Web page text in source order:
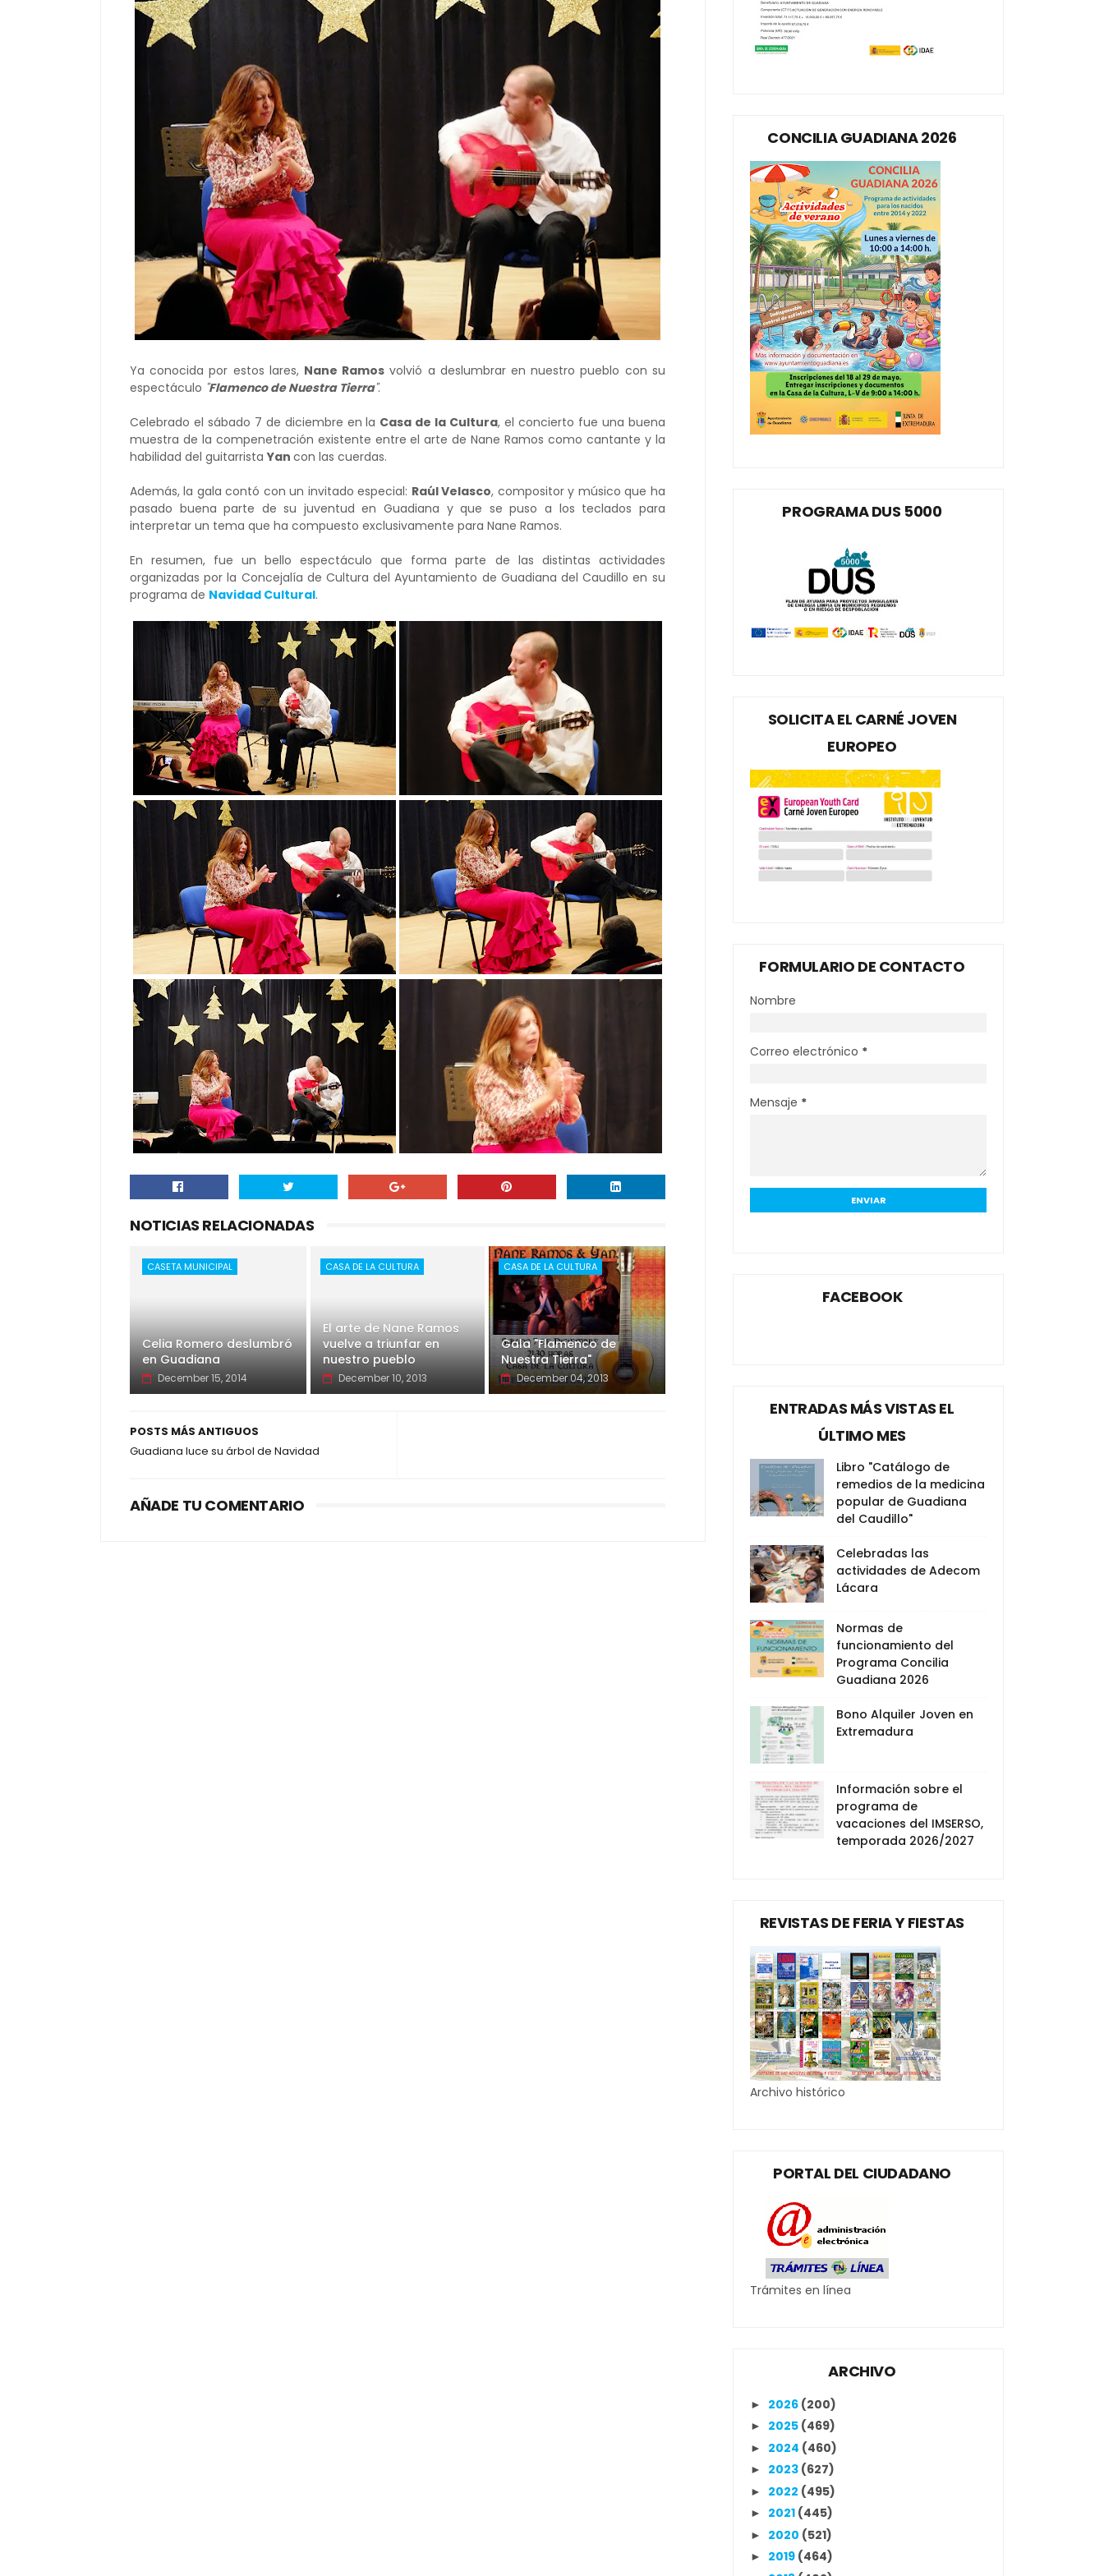
Ya conocida por estos lares, Nane Ramos volvió a deslumbrar en nuestro pueblo con su
espectáculo "Flamenco de Nuestra Tierra".
Celebrado el sábado 7 de diciembre en la Casa de la Cultura, el concierto fue una buena
muestra de la compenetración existente entre el arte de Nane Ramos como cantante y la
habilidad del guitarristaYan con las cuerdas.
Además, la gala contó con un invitado especial: Raúl Velasco, compositor y músico que ha
pasado buena parte de su juventud en Guadiana y que se puso a los teclados para
interpretar un tema que ha compuesto exclusivamente para Nane Ramos.
En resumen, fue un bello espectáculo que forma parte de las distintas actividades
organizadas por la Concejalía de Cultura del Ayuntamiento de Guadiana del Caudillo en su
programa de Navidad Cultural.
NOTICIAS RELACIONADAS
CASETA MUNICIPAL
Celia Romero deslumbró
en Guadiana
December 15, 2014
CASA DE LA CULTURA
El arte de Nane Ramos
vuelve a triunfar en
nuestro pueblo
December 10, 2013
CASA DE LA CULTURA
Gala "Flamenco de
Nuestra Tierra"
December 04, 2013
POSTS MÁS ANTIGUOS
Guadiana luce su árbol de Navidad
AÑADE TU COMENTARIO
CONCILIA GUADIANA 2026
PROGRAMA DUS 5000
SOLICITA EL CARNÉ JOVEN
EUROPEO
FORMULARIO DE CONTACTO
Nombre
Correo electrónico *
Mensaje *
FACEBOOK
ENTRADAS MÁS VISTAS EL
ÚLTIMO MES
Libro "Catálogo de
remedios de la medicina
popular de Guadiana
del Caudillo"
Celebradas las
actividades de Adecom
Lácara
Normas de
funcionamiento del
Programa Concilia
Guadiana 2026
Bono Alquiler Joven en
Extremadura
Información sobre el
programa de
vacaciones del IMSERSO,
temporada 2026/2027
REVISTAS DE FERIA Y FIESTAS
Archivo histórico
PORTAL DEL CIUDADANO
Trámites en línea
ARCHIVO
► 2026 (200)
► 2025 (469)
► 2024 (460)
► 2023 (627)
► 2022 (495)
► 2021 (445)
► 2020 (521)
► 2019 (464)